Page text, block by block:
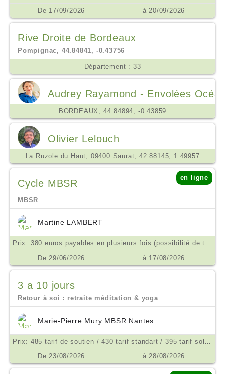
De 17/09/2026
à 20/09/2026
Rive Droite de Bordeaux
Pompignac, 44.84841, -0.43756
Département : 33
Audrey Rayamond - Envolées
BORDEAUX, 44.84894, -0.43859
Olivier Lelouch
La Ruzole du Haut, 09400 Saurat, 42.88145, 1.49957
Cycle MBSR
en ligne
MBSR
Martine LAMBERT
Prix: 380 euros payables en plusieurs fois (possibilité de tarif aménagé ne pas hésiter à m'en parler) €
De 29/06/2026
à 17/08/2026
3 a 10 jours
Retour à soi : retraite méditation & yoga
Marie-Pierre Mury MBSR Nantes
Prix: 485 tarif de soutien / 430 tarif standart / 395 tarif solidaite €
De 23/08/2026
à 28/08/2026